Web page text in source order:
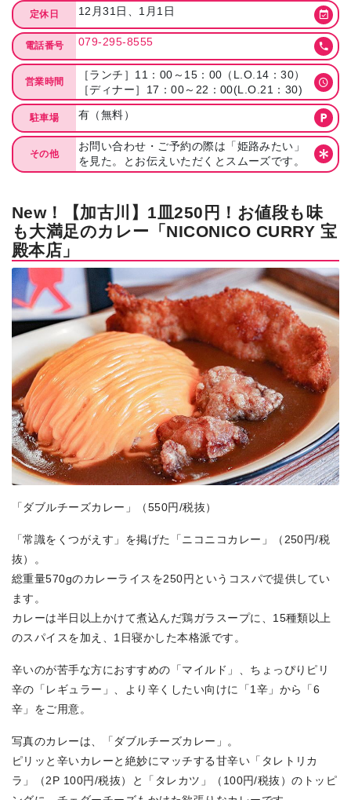
定休日 12月31日、1月1日
電話番号 079-295-8555
営業時間
［ランチ］11：00～15：00（L.O.14：30）
［ディナー］17：00～22：00(L.O.21：30)
駐車場 有（無料）
その他
お問い合わせ・ご予約の際は「姫路みたい」
を見た。とお伝えいただくとスムーズです。
New！【加古川】1皿250円！お値段も味
も大満足のカレー「NICONICO CURRY 宝
殿本店」
「ダブルチーズカレー」（550円/税抜）
「常識をくつがえす」を掲げた「ニコニコカレー」（250円/税
抜）。
総重量570gのカレーライスを250円というコスパで提供してい
ます。
カレーは半日以上かけて煮込んだ鶏ガラスープに、15種類以上
のスパイスを加え、1日寝かした本格派です。
辛いのが苦手な方におすすめの「マイルド」、ちょっぴりピリ
辛の「レギュラー」、より辛くしたい向けに「1辛」から「6
辛」をご用意。
写真のカレーは、「ダブルチーズカレー」。
ピリッと辛いカレーと絶妙にマッチする甘辛い「タレトリカ
ラ」（2P 100円/税抜）と「タレカツ」（100円/税抜）のトッピ